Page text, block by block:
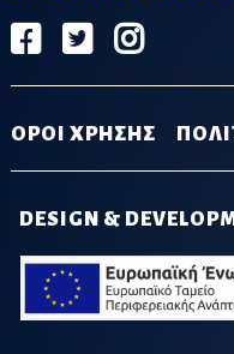
ΟΡΟΙ ΧΡΗΣΗΣ
DESIGN &